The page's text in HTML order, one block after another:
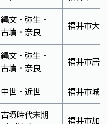
縄文・弥生・
古墳・奈良
福井市大
縄文・弥生・
古墳・奈良
福井市居
中世・近世 福井市城
古墳時代末期
福井市加